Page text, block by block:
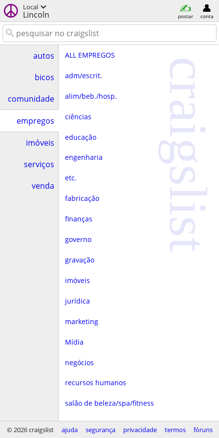
Local
Lincoln postar conta
autos
bicos
comunidade
empregos
imóveis
serviços
venda
ALL EMPREGOS
adm/escrit.
alim/beb./hosp.
ciências
educação
engenharia
etc.
fabricação
finanças
governo
gravação
imóveis
jurídica
marketing
Mídia
negócios
recursos humanos
salão de beleza/spa/fitness
saúde
craigslist
© 2026 craigslist ajuda segurança privacidade termos fóruns